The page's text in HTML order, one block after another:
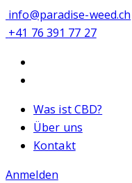
info@paradise-weed.ch
+41 76 391 77 27
Was ist CBD?
Über uns
Kontakt
Anmelden